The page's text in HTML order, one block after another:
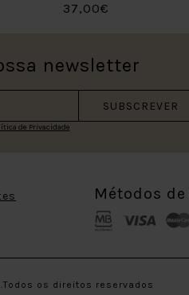
37,00€
newsletter
de Privacidade
SUBSCREVER
Métodos
os direitos reservados